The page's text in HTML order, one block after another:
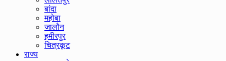
बांदा
महोबा
जालौन
हमीरपुर
चित्रकूट
राज्य